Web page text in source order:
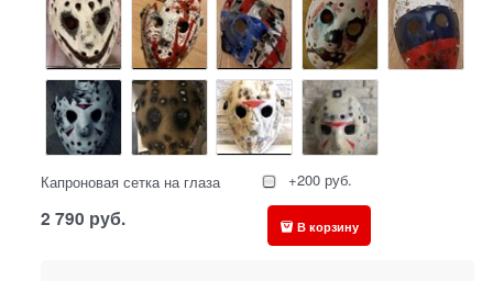
Капроновая сетка на глаза +200 руб.
2 790 руб. В корзину